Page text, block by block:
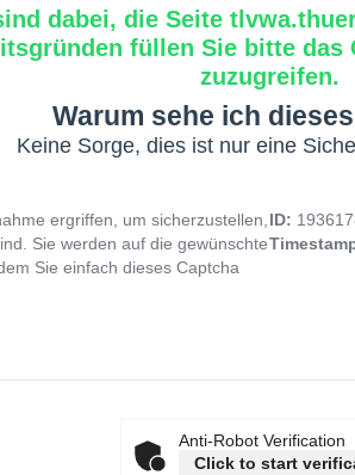
dabei, die Seite
füllen Sie bitte das
zuzugreifen.
Warum sehe ich
Keine Sorge, dies ist nur eine
ergriffen, um sicherzustellen,
Sie werden auf die gewünschte
Sie einfach dieses Captcha
ID:
Anti-Robot Verification
Click to start